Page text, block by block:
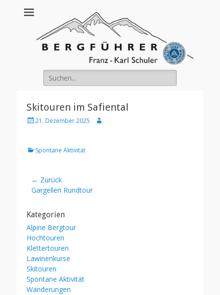
Franz Schuler
Suche
nach:
Skitouren im Safiental
Posted21. Dezember 2025 Author
Kategorien
Spontane Aktivität
Beitragsnavigation
← Zurück
Vorheriger
Gargellen Rundtour
Kategorien
Alpine Bergtour
Hochtouren
Klettertouren
Lawinenkurse
Skitouren
Spontane Aktivität
Wanderungen